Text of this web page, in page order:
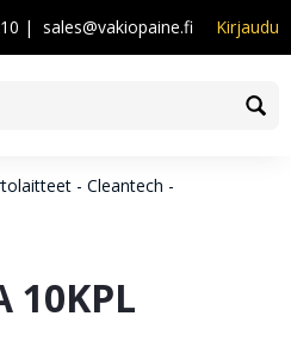
| sales@vakiopaine.fi Kirjaudu
- Cleantech -
10KPL